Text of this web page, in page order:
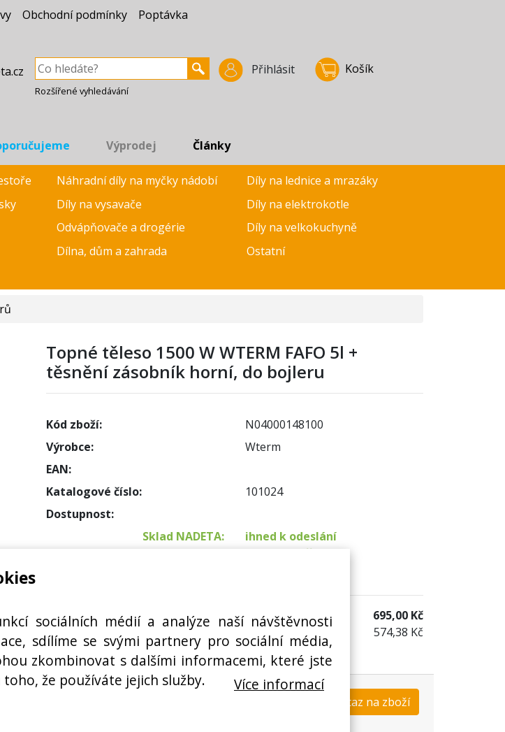
sociálních médií a analýze naší návštěvnosti
sdílíme se svými partnery pro sociální média,
zkombinovat s dalšími informacemi, které jste
že používáte jejich služby.
Více informací
Obchodní podmínky Poptávka
Přihlásit Košík
Rozšířené vyhledávání
Výprodej Články
Náhradní díly na myčky nádobí
Díly na lednice a mrazáky
Díly na vysavače
Díly na elektrokotle
Odvápňovače a drogérie
Díly na velkokuchyně
Dílna, dům a zahrada
Ostatní
Topné těleso 1500 W WTERM FAFO 5l +
těsnění zásobník horní, do bojleru
Kód zboží:
N04000148100
Výrobce:
Wterm
EAN:
Katalogové číslo:
101024
Dostupnost:
Sklad NADETA:
ihned k odeslání
na prodejně 2 ks
Cena s DPH:
695,00 Kč
Cena bez DPH:
574,38 Kč
Dotaz na zboží